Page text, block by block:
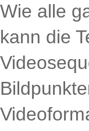
Wie alle
kann die